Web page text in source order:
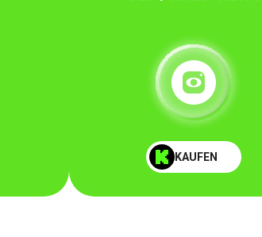
KAUFEN